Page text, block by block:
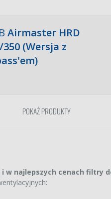
Airmaster HRD
350 (Wersja z
POKAŻ PRODUKTY
i w najlepszych cenach filtry